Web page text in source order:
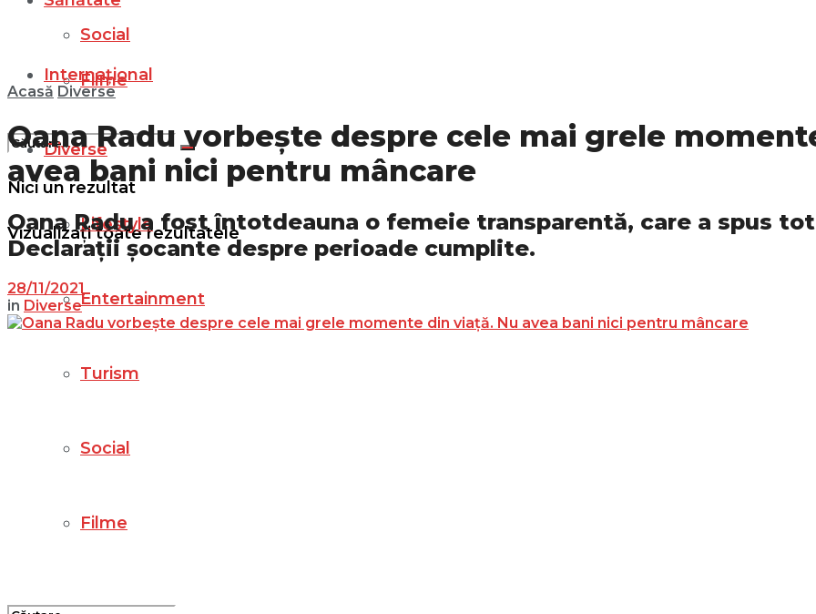
Social
Filme
Nici un rezultat
Vizualizați toate rezultatele
Internațional
Diverse
Lifestyle
Entertainment
Turism
Social
Filme
Acasă Diverse
Oana Radu vorbește despre cele mai grele
avea bani nici pentru mâncare
Oana Radu a fost întotdeauna o femeie transparentă, care a spus
Declarații șocante despre perioade cumplite.
28/11/2021
in Diverse